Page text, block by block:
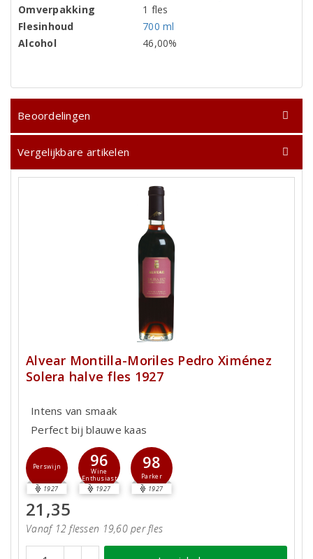
Omverpakking
1 fles
Flesinhoud
700 ml
Alcohol
46,00%
Beoordelingen
Vergelijkbare artikelen
Alvear Montilla-Moriles Pedro Ximénez
Solera halve fles 1927
Intens van smaak
Perfect bij blauwe kaas
Perswijn
1927
96
Wine
Enthusiast
1927
98
Parker
1927
21,35
Vanaf 12 flessen 19,60 per fles